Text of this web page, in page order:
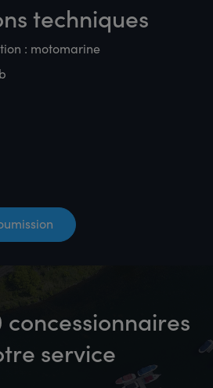
techniques
: motomarine
concessionnaires
service